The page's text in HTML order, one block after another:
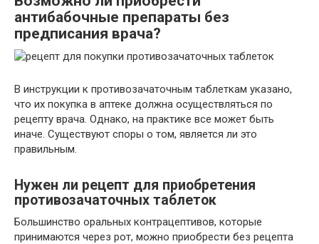
антибабочные препараты без
предписания врача?
В инструкции к противозачаточным таблеткам указано,
что их покупка в аптеке должна осуществляться по
рецепту врача. Однако, на практике все может быть
иначе. Существуют споры о том, является ли это
правильным.
Нужен ли рецепт для приобретения
противозачаточных таблеток
Большинство оральных контрацептивов, которые
принимаются через рот, можно приобрести без рецепта